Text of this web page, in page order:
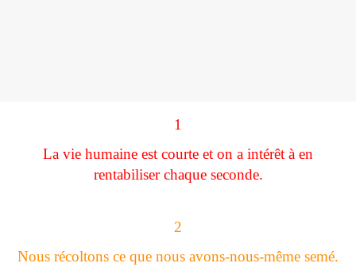
1
La vie humaine est courte et on a intérêt à en
rentabiliser chaque seconde.
2
Nous récoltons ce que nous avons-nous-même semé.